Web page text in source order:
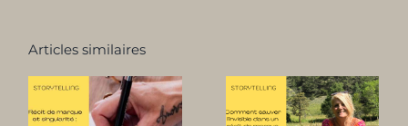
Articles similaires